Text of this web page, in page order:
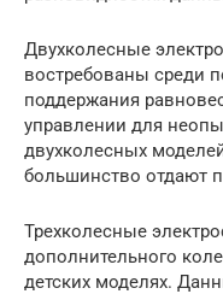
Двухколесные
востребованы среди
поддержания
управлении для
двухколесных
большинство отдают
Трехколесные
дополнительного
детских моделях.